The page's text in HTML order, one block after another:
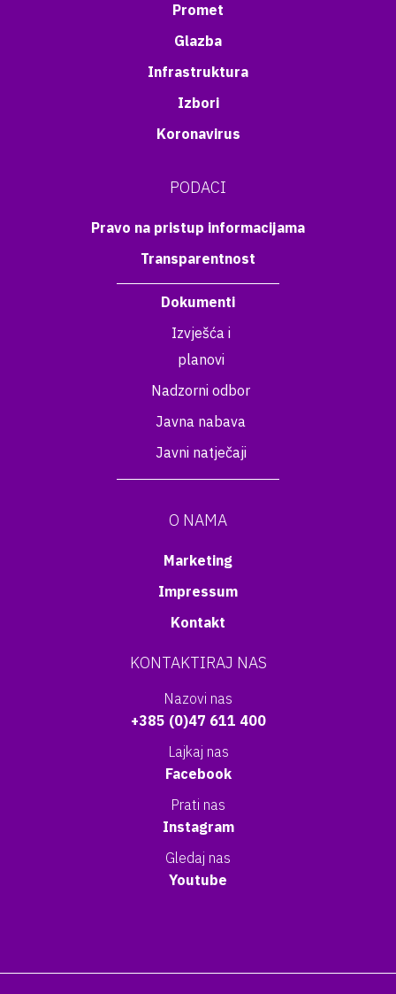
Promet
Glazba
Infrastruktura
Izbori
Koronavirus
PODACI
Pravo na pristup informacijama
Transparentnost
Dokumenti
Izvješća i
planovi
Nadzorni odbor
Javna nabava
Javni natječaji
O NAMA
Marketing
Impressum
Kontakt
KONTAKTIRAJ NAS
Nazovi nas
+385 (0)47 611 400
Lajkaj nas
Facebook
Prati nas
Instagram
Gledaj nas
Youtube